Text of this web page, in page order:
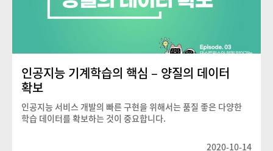
인공지능 기계학습의 핵심 – 양질의 데이터
확보
인공지능 서비스 개발의 빠른 구현을 위해서는 품질 좋은 다양한
학습 데이터를 확보하는 것이 중요합니다.
2020-10-14